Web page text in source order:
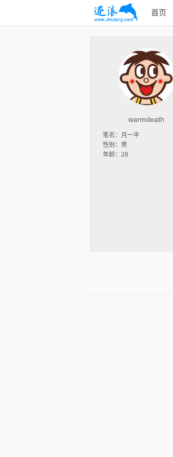
首页
warmdeath
笔名：月一半
性别：男
年龄：28